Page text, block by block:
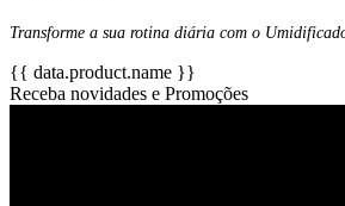
Transforme a sua rotina diária com o
{{ data.product.name }}
Receba novidades e Promoções